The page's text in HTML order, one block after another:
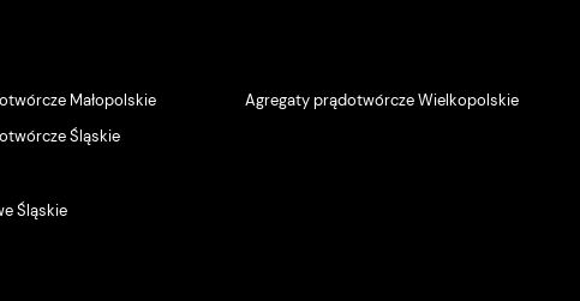
Małopolskie Agregaty prądotwórcze Wielkopolskie
Śląskie
Śląskie